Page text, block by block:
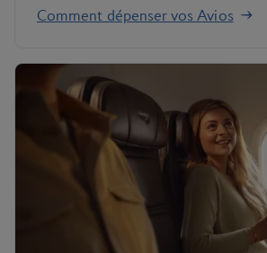
Comment dépenser vos Avios